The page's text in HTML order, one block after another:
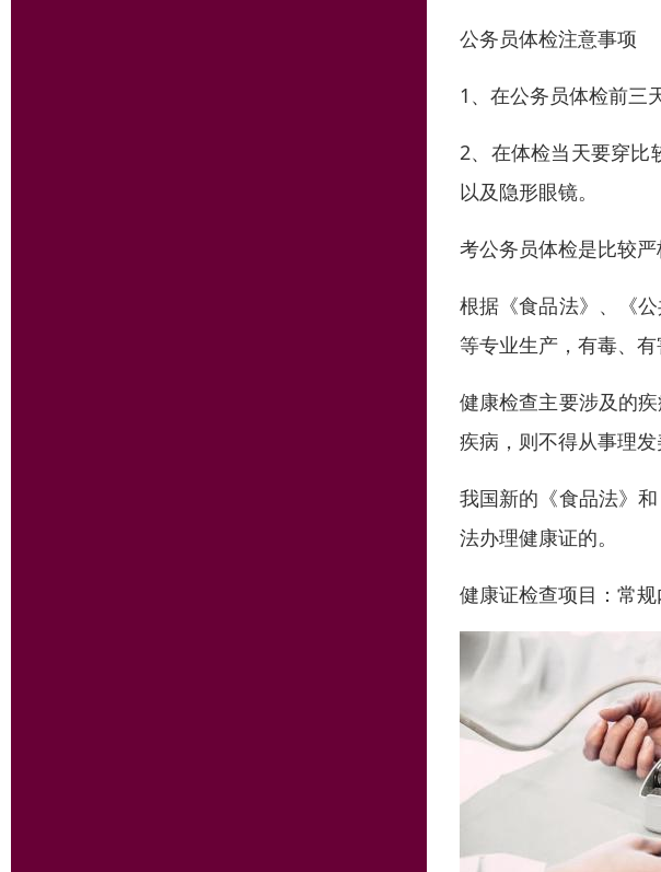
公务员体检注意事项
1、在公务员体检前三
2、在体检当天要穿比
以及隐形眼镜。
考公务员体检是比较
根据《食品法》、《
等专业生产，有毒、
健康检查主要涉及的
疾病，则不得从事理
我国新的《食品法》
法办理健康证的。
健康证检查项目：常